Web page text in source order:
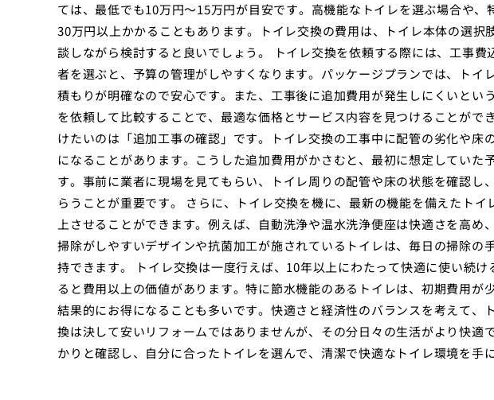
ては、最低でも10万円〜15万円が目安です。高機能なトイレを選ぶ場合や
30万円以上かかることもあります。トイレ交換の費用は、トイレ本体の選択
談しながら検討すると良いでしょう。 トイレ交換を依頼する際には、工事
者を選ぶと、予算の管理がしやすくなります。パッケージプランでは、トイ
積もりが明確なので安心です。また、工事後に追加費用が発生しにくいとい
を依頼して比較することで、最適な価格とサービス内容を見つけることがで
けたいのは「追加工事の確認」です。トイレ交換の工事中に配管の劣化や床
になることがあります。こうした追加費用がかさむと、最初に想定していた
す。事前に業者に現場を見てもらい、トイレ周りの配管や床の状態を確認し
らうことが重要です。 さらに、トイレ交換を機に、最新の機能を備えたト
上させることができます。例えば、自動洗浄や温水洗浄便座は快適さを高め
掃除がしやすいデザインや抗菌加工が施されているトイレは、毎日の掃除の
持できます。 トイレ交換は一度行えば、10年以上にわたって快適に使い続
ると費用以上の価値があります。特に節水機能のあるトイレは、初期費用が
結果的にお得になることも多いです。快適さと経済性のバランスを考えて、
換は決して安いリフォームではありませんが、その分日々の生活がより快適
かりと確認し、自分に合ったトイレを選んで、清潔で快適なトイレ環境を手